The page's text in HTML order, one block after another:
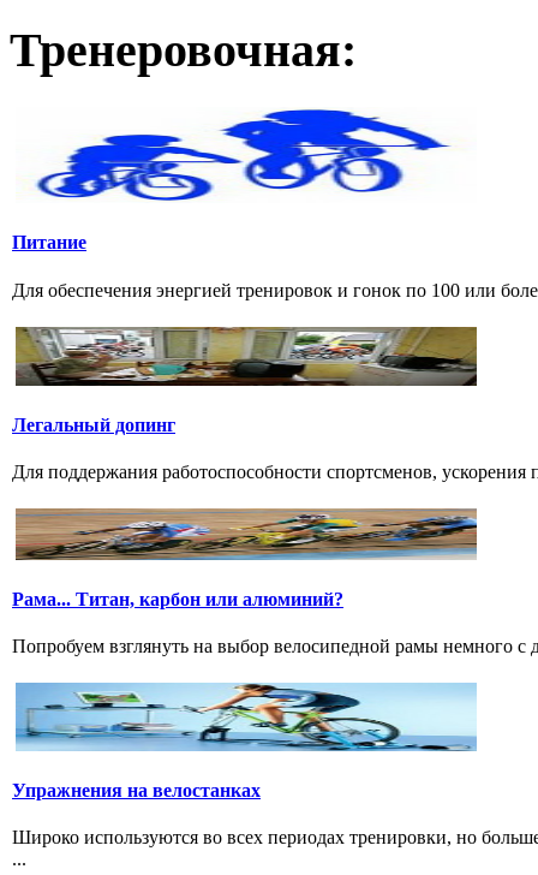
Тренеровочная:
Питание
Для обеспечения энергией тренировок и гонок по 100 или
Легальный допинг
Для поддержания работоспособности спортсменов,
Рама... Титан, карбон или алюминий?
Попробуем взглянуть на выбор велосипедной рамы немного с
Упражнения на велостанках
Широко используются во всех периодах тренировки, но
...